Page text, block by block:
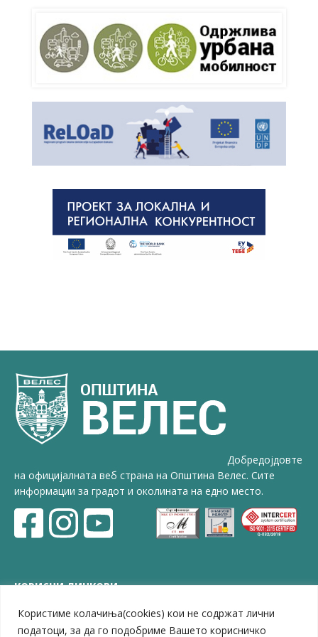
Користиме колачиња(cookies) кои не содржат лични
податоци, за да го подобриме Вашето корисничко
Добредојдовте
на официјалната веб страна на Општина Велес. Сите
информации за градот и околината на едно место.
КОРИСНИ ЛИНКОВИ
ЗЕЛС – Заедница на единиците на локална самоуправа
Центар за развој на Вардарски плански регион